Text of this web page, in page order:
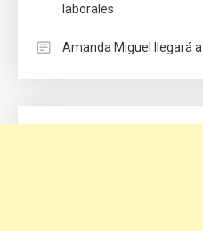
laborales
Amanda Miguel llegará